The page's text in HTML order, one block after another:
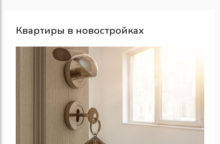
Квартиры в новостройках